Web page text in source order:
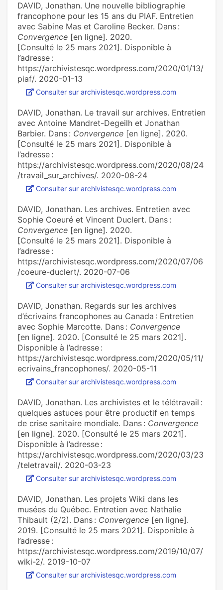
DAVID, Jonathan. Une nouvelle bibliographie
francophone pour les 15 ans du PIAF. Entretien
avec Sabine Mas et Caroline Becker. Dans :
Convergence [en ligne]. 2020.
[Consulté le 25 mars 2021]. Disponible à
l’adresse :
https://archivistesqc.wordpress.com/2020/01/13/
piaf/. 2020-01-13
Consulter sur archivistesqc.wordpress.com
DAVID, Jonathan. Le travail sur archives. Entretien
avec Antoine Mandret-Degeilh et Jonathan
Barbier. Dans : Convergence [en ligne]. 2020.
[Consulté le 25 mars 2021]. Disponible à
l’adresse :
https://archivistesqc.wordpress.com/2020/08/24
/travail_sur_archives/. 2020-08-24
Consulter sur archivistesqc.wordpress.com
DAVID, Jonathan. Les archives. Entretien avec
Sophie Coeuré et Vincent Duclert. Dans :
Convergence [en ligne]. 2020.
[Consulté le 25 mars 2021]. Disponible à
l’adresse :
https://archivistesqc.wordpress.com/2020/07/06
/coeure-duclert/. 2020-07-06
Consulter sur archivistesqc.wordpress.com
DAVID, Jonathan. Regards sur les archives
d’écrivains francophones au Canada : Entretien
avec Sophie Marcotte. Dans : Convergence
[en ligne]. 2020. [Consulté le 25 mars 2021].
Disponible à l’adresse :
https://archivistesqc.wordpress.com/2020/05/11/
ecrivains_francophones/. 2020-05-11
Consulter sur archivistesqc.wordpress.com
DAVID, Jonathan. Les archivistes et le télétravail :
quelques astuces pour être productif en temps
de crise sanitaire mondiale. Dans : Convergence
[en ligne]. 2020. [Consulté le 25 mars 2021].
Disponible à l’adresse :
https://archivistesqc.wordpress.com/2020/03/23
/teletravail/. 2020-03-23
Consulter sur archivistesqc.wordpress.com
DAVID, Jonathan. Les projets Wiki dans les
musées du Québec. Entretien avec Nathalie
Thibault (2/2). Dans : Convergence [en ligne].
2019. [Consulté le 25 mars 2021]. Disponible à
l’adresse :
https://archivistesqc.wordpress.com/2019/10/07/
wiki-2/. 2019-10-07
Consulter sur archivistesqc.wordpress.com